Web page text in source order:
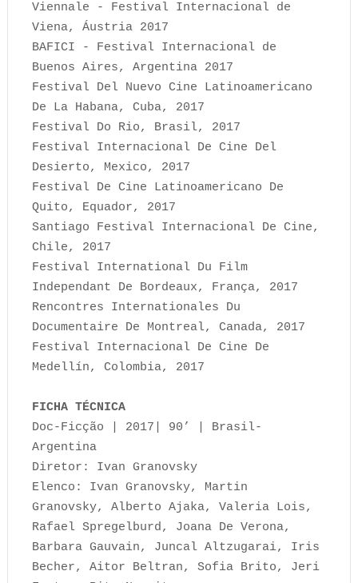
Viennale - Festival Internacional de
Viena, Áustria 2017
BAFICI - Festival Internacional de
Buenos Aires, Argentina 2017
Festival Del Nuevo Cine Latinoamericano
De La Habana, Cuba, 2017
Festival Do Rio, Brasil, 2017
Festival Internacional De Cine Del
Desierto, Mexico, 2017
Festival De Cine Latinoamericano De
Quito, Equador, 2017
Santiago Festival Internacional De Cine,
Chile, 2017
Festival International Du Film
Independant De Bordeaux, França, 2017
Rencontres Internationales Du
Documentaire De Montreal, Canada, 2017
Festival Internacional De Cine De
Medellín, Colombia, 2017
FICHA TÉCNICA
Doc-Ficção | 2017| 90’ | Brasil-
Argentina
Diretor: Ivan Granovsky
Elenco: Ivan Granovsky, Martin
Granovsky, Alberto Ajaka, Valeria Lois,
Rafael Spregelburd, Joana De Verona,
Barbara Gauvain, Juncal Altzugarai, Iris
Becher, Aitor Beltran, Sofia Brito, Jeri